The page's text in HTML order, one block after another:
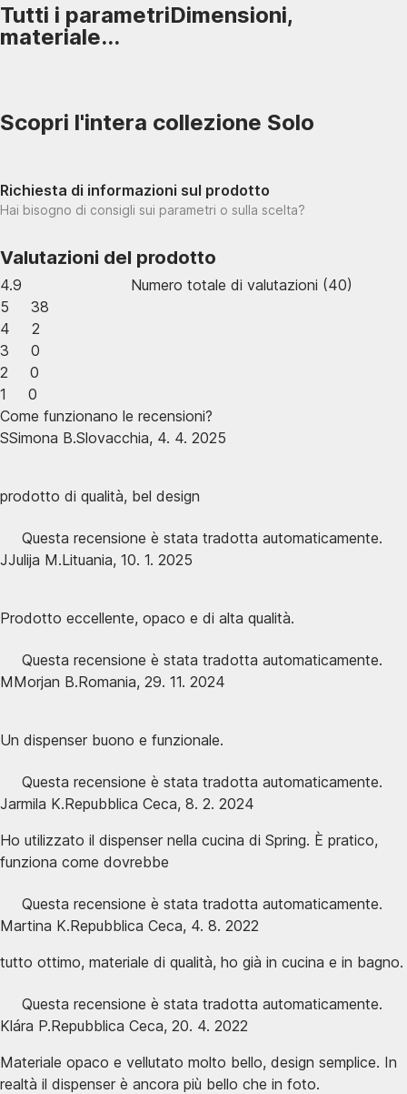
Tutti i parametriDimensioni,
materiale...
Scopri l'intera collezione Solo
Richiesta di informazioni sul prodotto
Hai bisogno di consigli sui parametri o sulla scelta?
Valutazioni del prodotto
4.9 Numero totale di valutazioni (40)
5
38
4
2
3
0
2
0
1
0
Come funzionano le recensioni?
SSimona B.Slovacchia, 4. 4. 2025
prodotto di qualità, bel design
Questa recensione è stata tradotta automaticamente.
JJulija M.Lituania, 10. 1. 2025
Prodotto eccellente, opaco e di alta qualità.
Questa recensione è stata tradotta automaticamente.
MMorjan B.Romania, 29. 11. 2024
Un dispenser buono e funzionale.
Questa recensione è stata tradotta automaticamente.
Jarmila K.Repubblica Ceca, 8. 2. 2024
Ho utilizzato il dispenser nella cucina di Spring. È pratico,
funziona come dovrebbe
Questa recensione è stata tradotta automaticamente.
Martina K.Repubblica Ceca, 4. 8. 2022
tutto ottimo, materiale di qualità, ho già in cucina e in bagno.
Questa recensione è stata tradotta automaticamente.
Klára P.Repubblica Ceca, 20. 4. 2022
Materiale opaco e vellutato molto bello, design semplice. In
realtà il dispenser è ancora più bello che in foto.